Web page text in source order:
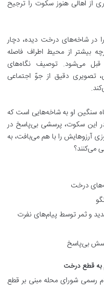
از اهالی هنوز سکوت را ترجیح
در شاخه‌های درخت دیده، دچار
بیشتر از محیط اطراف فاصله
قبل می‌شود. توصیف نگاه‌های
تصویری دقیق از جوّ اجتماعی
سنگین او به شاخه‌هایی است که
در این سکوت، پرسشی بی‌پاسخ در
آرزوهایش را با هم می‌بافت، به
می‌کنند؟
درخت
و ثمر توسط پیام‌های نفرت
بی‌پاسخ
رسمی شورای محله مبنی بر قطع